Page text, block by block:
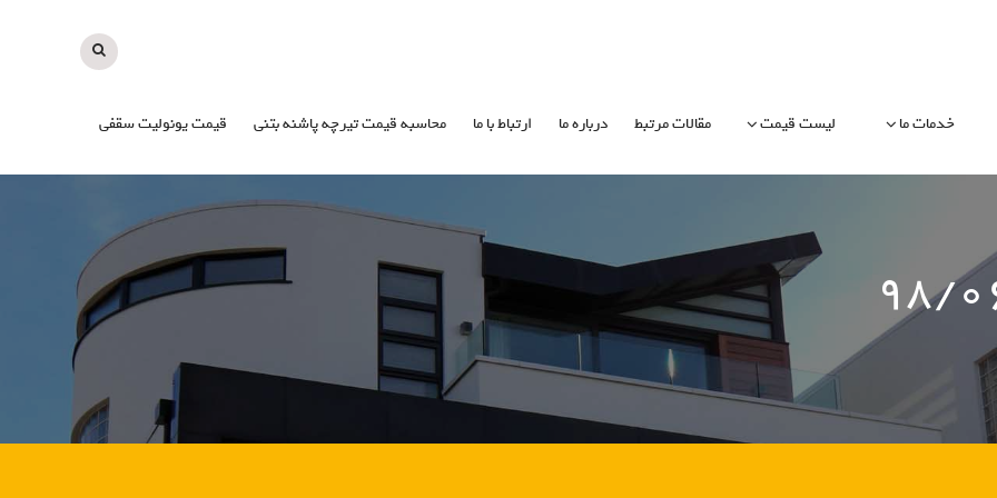
خدمات ما لیست قیمت مقالات مرتبط درباره ما ارتباط با ما محاسبه قیمت تیرچه پاشنه بتنی قیمت یونولیت سقفی